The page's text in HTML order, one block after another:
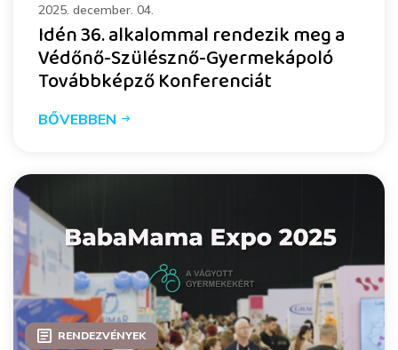
2025. december. 04.
Idén 36. alkalommal rendezik meg a
Védőnő-Szülésznő-Gyermekápoló
Továbbképző Konferenciát
BŐVEBBEN
RENDEZVÉNYEK